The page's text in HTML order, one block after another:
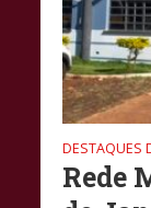
DESTAQUES
Rede